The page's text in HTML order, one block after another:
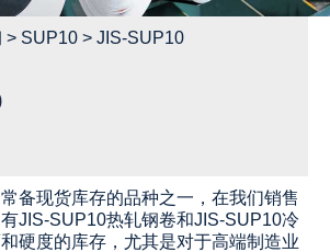
> SUP10 > JIS-SUP10
备现货库存的品种之一，在我们销售
JIS-SUP10热轧钢卷和JIS-SUP10冷
硬度的库存，尤其是对于高端制造业